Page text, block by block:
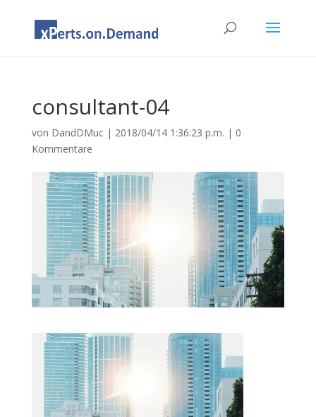
consultant-04
von DandDMuc| 2018/04/14 1:36:23 p.m. | 0
Kommentare